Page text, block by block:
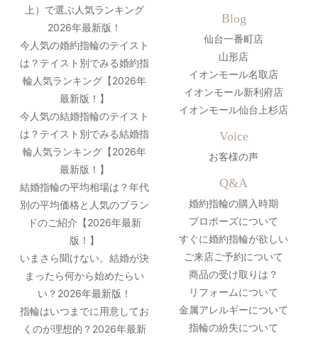
上）で選ぶ人気ランキング
2026年最新版！
今人気の婚約指輪のテイスト
は？テイスト別でみる婚約指
輪人気ランキング【2026年
最新版！】
今人気の結婚指輪のテイスト
は？テイスト別でみる結婚指
輪人気ランキング【2026年
最新版！】
結婚指輪の平均相場は？年代
別の平均価格と人気のブラン
ドのご紹介【2026年最新
版！】
いまさら聞けない。結婚が決
まったら何から始めたらい
い？2026年最新版！
指輪はいつまでに用意してお
くのが理想的？2026年最新
Blog
仙台一番町店
山形店
イオンモール名取店
イオンモール新利府店
イオンモール仙台上杉店
Voice
お客様の声
Q&A
婚約指輪の購入時期
プロポーズについて
すぐに婚約指輪が欲しい
ご来店ご予約について
商品の受け取りは？
リフォームについて
金属アレルギーについて
指輪の紛失について